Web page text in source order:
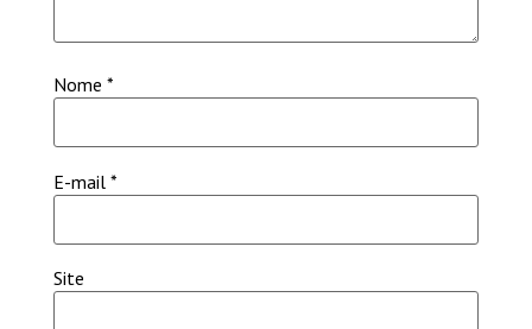
Nome *
E-mail *
Site